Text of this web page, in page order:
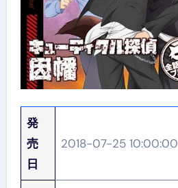
発
売
日
2018-07-25 10:00:00